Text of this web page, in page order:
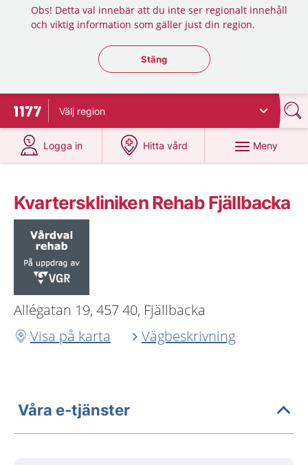
Obs! Detta val innebär att du inte ser regionalt innehåll
och viktig information som gäller just din region.
Stäng regionsväljaren
Stäng
Till startsidan för 1177
Välj region
Logga in
på 1177.se
Hitta vård
på 1177.se
Meny
Kvarterskliniken Rehab Fjällbacka
Allégatan 19, 457 40, Fjällbacka
Visa på karta
Vägbeskrivning
Våra e-tjänster